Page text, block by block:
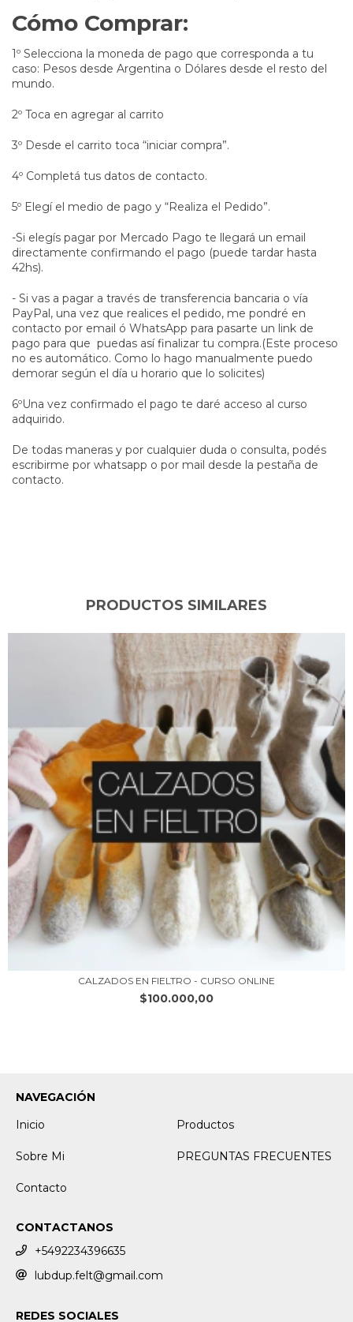
Cómo Comprar:
1º Selecciona la moneda de pago que corresponda a tu
caso: Pesos desde Argentina o Dólares desde el resto del
mundo.
2º Toca en agregar al carrito
3º Desde el carrito toca “iniciar compra”.
4º Completá tus datos de contacto.
5º Elegí el medio de pago y “Realiza el Pedido”.
-Si elegís pagar por Mercado Pago te llegará un email
directamente confirmando el pago (puede tardar hasta
42hs).
- Si vas a pagar a través de transferencia bancaria o vía
PayPal, una vez que realices el pedido, me pondré en
contacto por email ó WhatsApp para pasarte un link de
pago para que puedas así finalizar tu compra.(Este proceso
no es automático. Como lo hago manualmente puedo
demorar según el día u horario que lo solicites)
6ºUna vez confirmado el pago te daré acceso al curso
adquirido.
De todas maneras y por cualquier duda o consulta, podés
escribirme por whatsapp o por mail desde la pestaña de
contacto.
PRODUCTOS SIMILARES
CALZADOS EN FIELTRO - CURSO ONLINE
$100.000,00
NAVEGACIÓN
Inicio
Productos
Sobre Mi PREGUNTAS FRECUENTES
Contacto
CONTACTANOS
+5492234396635
lubdup.felt@gmail.com
REDES SOCIALES